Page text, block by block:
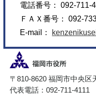
電話番号： 092-711-
ＦＡＸ番号： 092-
E-mail：
〒810-8620 福岡市中央区
代表電話：092-711-4111